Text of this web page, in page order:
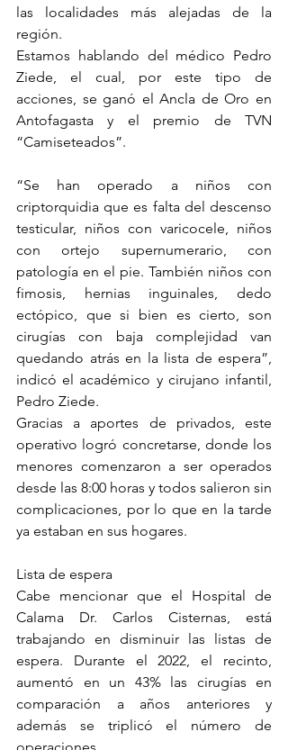
las localidades más alejadas de la
región.
Estamos hablando del médico Pedro
Ziede, el cual, por este tipo de
acciones, se ganó el Ancla de Oro en
Antofagasta y el premio de TVN
“Camiseteados”.
“Se han operado a niños con
criptorquidia que es falta del descenso
testicular, niños con varicocele, niños
con ortejo supernumerario, con
patología en el pie. También niños con
fimosis, hernias inguinales, dedo
ectópico, que si bien es cierto, son
cirugías con baja complejidad van
quedando atrás en la lista de espera”,
indicó el académico y cirujano infantil,
Pedro Ziede.
Gracias a aportes de privados, este
operativo logró concretarse, donde los
menores comenzaron a ser operados
desde las 8:00 horas y todos salieron sin
complicaciones, por lo que en la tarde
ya estaban en sus hogares.
Lista de espera
Cabe mencionar que el Hospital de
Calama Dr. Carlos Cisternas, está
trabajando en disminuir las listas de
espera. Durante el 2022, el recinto,
aumentó en un 43% las cirugías en
comparación a años anteriores y
además se triplicó el número de